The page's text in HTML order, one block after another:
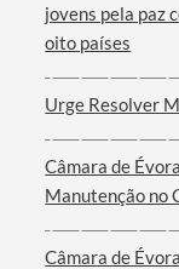
jovens pela paz
oito países
Urge Resolver
Câmara de
Manutenção no
Câmara de